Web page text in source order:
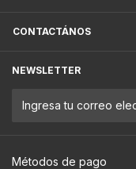
CONTACTÁNOS
NEWSLETTER
Métodos de pago